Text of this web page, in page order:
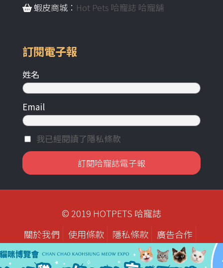
蝦皮商城： Hot Pets 哈寵誌 哈寵舖
訂閱電子報
姓名
Email
我已經閱讀了隱私條款
© 2019 HOTPETS 哈寵誌
關於我們
使用條款 隱私條款
廣告合作
歷年刊物